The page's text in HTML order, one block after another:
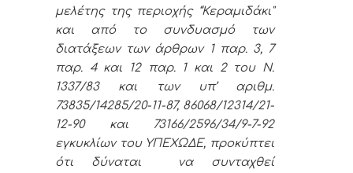
μελέτης της περιοχής “Κεραμιδάκι"
και από το συνδυασμό των
διατάξεων των άρθρων 1 παρ. 3, 7
παρ. 4 και 12 παρ. 1 και 2 του Ν.
1337/83 και των υπ’ αριθμ.
73835/14285/20-11-87, 86068/12314/21-
12-90 και 73166/2596/34/9-7-92
εγκυκλίων του ΥΠΕΧΩΔΕ, προκύπτει
ότι δύναται να συνταχθεί